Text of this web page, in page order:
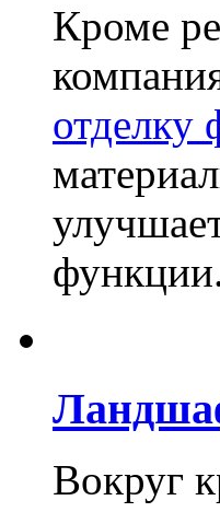
Кроме
отделку
Вокруг